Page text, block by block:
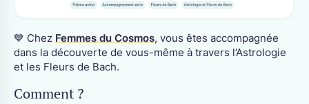
💙 Chez Femmes du Cosmos, vous êtes accompagnée
dans la découverte de vous-même à travers l’Astrologie
et les Fleurs de Bach.
Comment ?